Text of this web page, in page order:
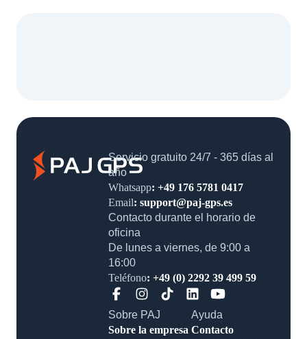
al año
Whatsapp
Email: support@paj-gps.es
Contacto durante el horario de
oficina
De lunes a viernes, de 9:00 a
16:00
Teléfono
Sobre PAJ
Sobre la
empresa
Ayuda
Contacto
PAJ FINDER